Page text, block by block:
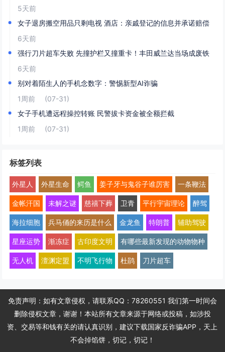
5天前
女子退房搬空用品只剩电视 酒店：亲戚登记的信息并承诺赔偿
6天前
强行刀片超车失败 先撞护栏又撞重卡！丰田威兰达当场成废铁
6天前
别对着陌生人的手机念数字：警惕新型AI诈骗
1周前
(07-31)
女子手机遭远程操控转账 民警拔卡资金被全额拦截
1周前
(07-31)
标签列表
外星人 外星生命 鳄鱼 姜子牙与鬼谷子谁厉害 一条鞭法
金帐汗国 未解之谜 慈禧下葬 卫青 平行宇宙理论 醉驾
海拉细胞 兵马俑的来历是什么 金龙鱼 特朗普 辅助驾驶
星座运势 渐冻症 古印度文明 有哪些最新发现的动物物种
无人机 澶渊定盟 不明飞行物 杜鹃 刀片超车
免责声明：如有文章侵权，请联系QQ：78260551 我们第一时间会
删除侵权文章，谢谢！本站所有文章来源于网络或投稿，如涉投
资、交易等和钱有关的请认真识别，建议下载国家反诈骗APP，天上
不会掉馅饼，切记，切记！